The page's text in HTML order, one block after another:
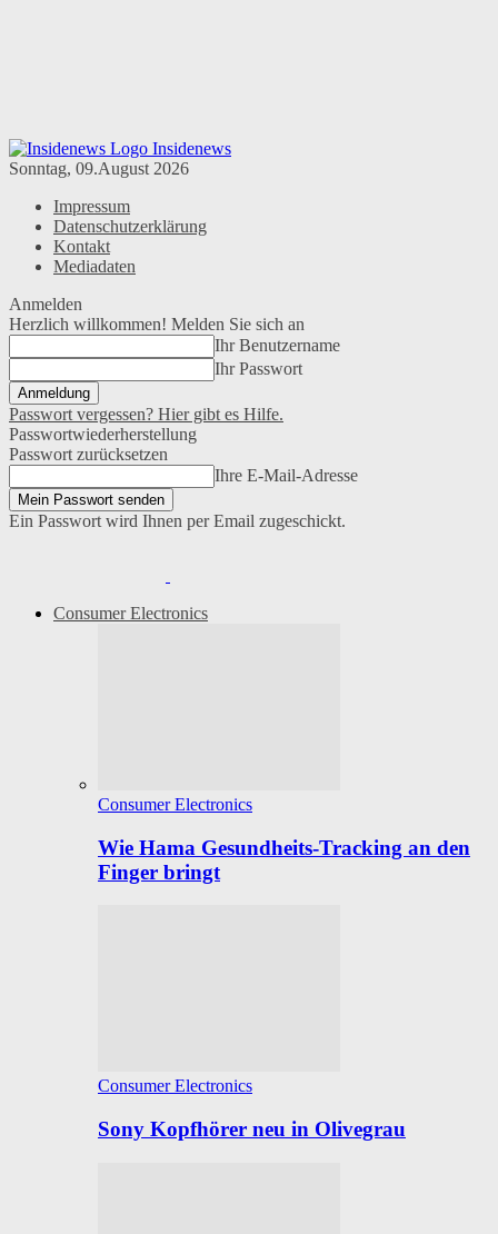
Insidenews
Sonntag, 09.August 2026
Impressum
Datenschutzerklärung
Kontakt
Mediadaten
Anmelden
Herzlich willkommen! Melden Sie sich an
Ihr Benutzername
Ihr Passwort
Passwort vergessen? Hier gibt es Hilfe.
Passwortwiederherstellung
Passwort zurücksetzen
Ihre E-Mail-Adresse
Ein Passwort wird Ihnen per Email zugeschickt.
Consumer Electronics
Consumer Electronics
Wie Hama Gesundheits-Tracking an den
Finger bringt
Consumer Electronics
Sony Kopfhörer neu in Olivegrau